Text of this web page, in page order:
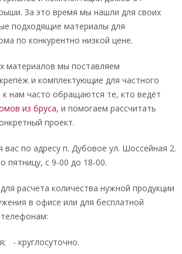
За это время мы нашли для своих
подходящие материалы для
по конкурентно низкой цене.
материалов мы поставляем
и комплектующие для частного
нам часто обращаются те, кто ведёт
из бруса, и помогаем рассчитать
проект.
по адресу п. Дубовое ул. Шоссейная 2.
пятницу, с 9-00 до 18-00.
расчета количества нужной продукции
в офисе или для бесплатной
- круглосуточно.